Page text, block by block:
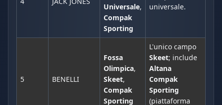
Universale,
Compak
Sporting
universale.
5 BENELLI
Fossa
Olimpica,
Skeet,
Compak
Sporting
L'unico campo
Skeet; include
Altana
Compak
Sporting
(piattaforma